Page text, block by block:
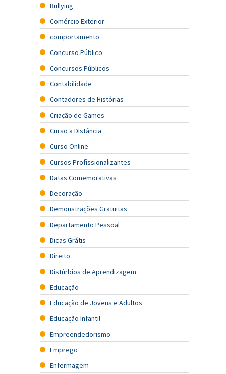
Bullying
Comércio Exterior
comportamento
Concurso Público
Concursos Públicos
Contabilidade
Contadores de Histórias
Criação de Games
Curso a Distância
Curso Online
Cursos Profissionalizantes
Datas Comemorativas
Decoração
Demonstrações Gratuitas
Departamento Pessoal
Dicas Grátis
Direito
Distúrbios de Aprendizagem
Educação
Educação de Jovens e Adultos
Educação Infantil
Empreendedorismo
Emprego
Enfermagem